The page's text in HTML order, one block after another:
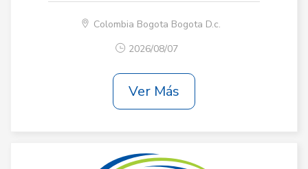
Colombia Bogota Bogota D.c.
2026/08/07
Ver Más